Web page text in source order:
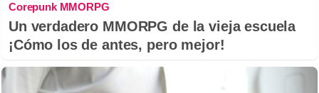
Corepunk MMORPG
Un verdadero MMORPG de la vieja escuela
¡Cómo los de antes, pero mejor!